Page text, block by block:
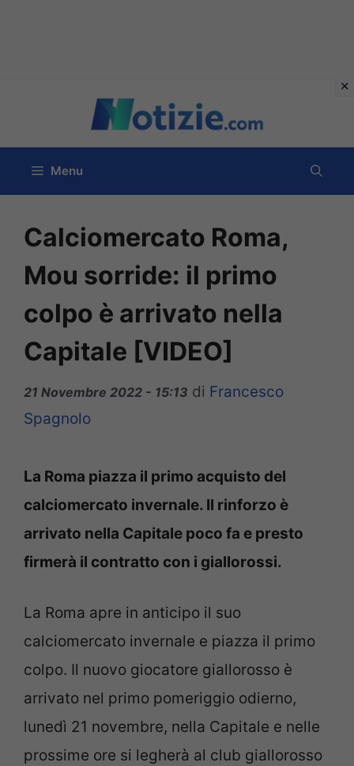
contenuto
Menu
Calciomercato Roma,
Mou sorride: il primo
colpo è arrivato nella
Capitale [VIDEO]
21 Novembre 2022 - 15:13 di Francesco
Spagnolo
La Roma piazza il primo acquisto del
calciomercato invernale. Il rinforzo è
arrivato nella Capitale poco fa e presto
firmerà il contratto con i giallorossi.
La Roma apre in anticipo il suo
calciomercato invernale e piazza il primo
colpo. Il nuovo giocatore giallorosso è
arrivato nel primo pomeriggio odierno,
lunedì 21 novembre, nella Capitale e nelle
prossime ore si legherà al club giallorosso